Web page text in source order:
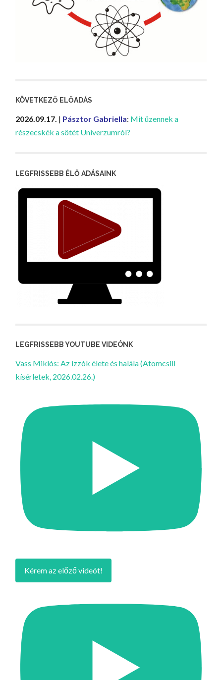
KÖVETKEZŐ ELŐADÁS
2026.09.17. | Pásztor Gabriella: Mit üzennek a
részecskék a sötét Univerzumról?
LEGFRISSEBB ÉLŐ ADÁSAINK
LEGFRISSEBB YOUTUBE VIDEÓNK
Vass Miklós: Az izzók élete és halála (Atomcsill
kísérletek, 2026.02.26.)
Kérem az előző videót!